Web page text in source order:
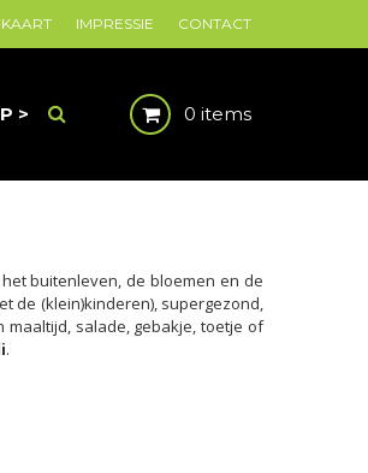
>
IMPRESSIE CONTACT
0 items
buitenleven, de bloemen en de
de (klein)kinderen), supergezond,
salade, gebakje, toetje of
.